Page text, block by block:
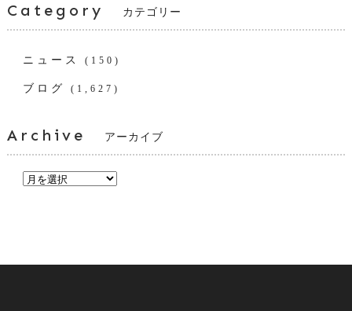
Category カテゴリー
ニュース (150)
ブログ (1,627)
Archive アーカイブ